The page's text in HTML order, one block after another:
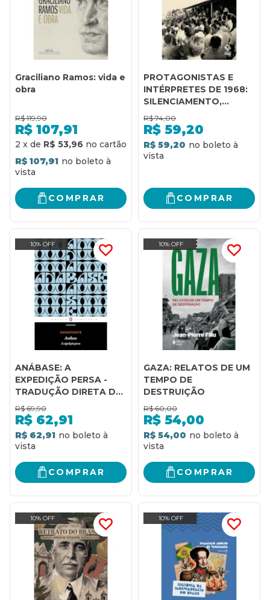
Graciliano Ramos: vida e
obra
R$ 119,90
R$ 107,91
2 x de R$ 53,96
R$ 107,91
COMPRAR
PROTAGONISTAS E
INTÉRPRETES DE 1968:
SILENCIAMENTO,
OCULTAMENTO E
MEMÓRIA
R$ 74,00
R$ 59,20
R$ 59,20
COMPRAR
10% OFF
ANÁBASE: A
EXPEDIÇÃO PERSA -
TRADUÇÃO DIRETA DO
GREGO
R$ 69,90
R$ 62,91
R$ 62,91
COMPRAR
10% OFF
GAZA: RELATOS DE UM
TEMPO DE
DESTRUIÇÃO
R$ 60,00
R$ 54,00
R$ 54,00
COMPRAR
10% OFF 10% OFF